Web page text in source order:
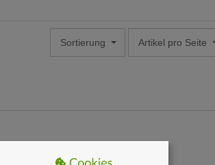
Sortierung Artikel pro Seite